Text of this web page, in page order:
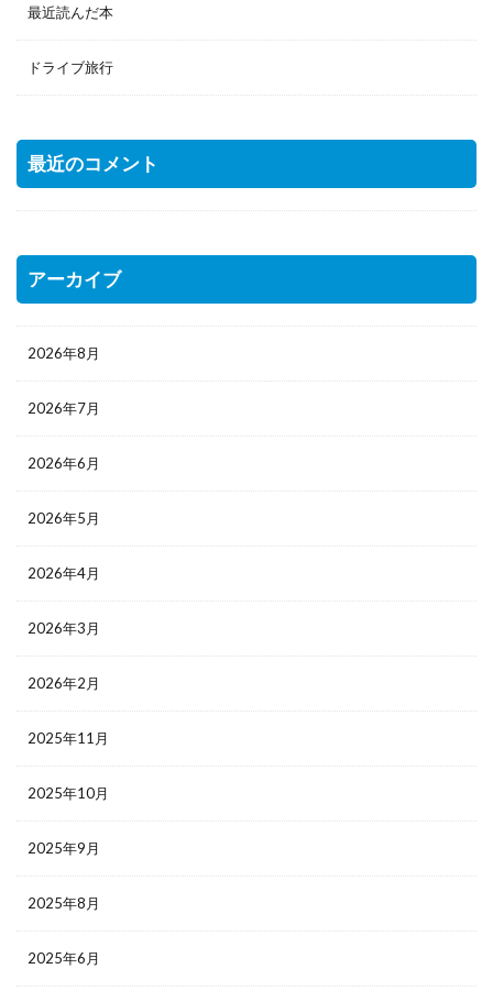
最近読んだ本
ドライブ旅行
最近のコメント
アーカイブ
2026年8月
2026年7月
2026年6月
2026年5月
2026年4月
2026年3月
2026年2月
2025年11月
2025年10月
2025年9月
2025年8月
2025年6月